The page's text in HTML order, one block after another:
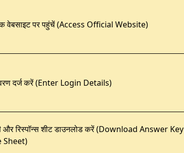
वेबसाइट पर पहुंचें (Access Official Website)
दर्ज करें (Enter Login Details)
और रिस्पॉन्स शीट डाउनलोड करें (Download Answer Key
Sheet)